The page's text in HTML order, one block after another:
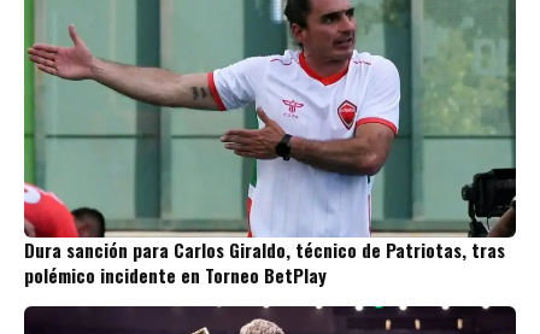
Dura sanción para Carlos Giraldo, técnico de Patriotas, tras
polémico incidente en Torneo BetPlay